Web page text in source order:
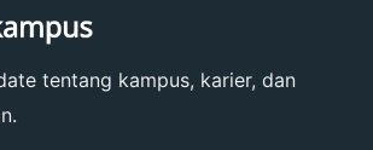
tentang kampus, karier, dan